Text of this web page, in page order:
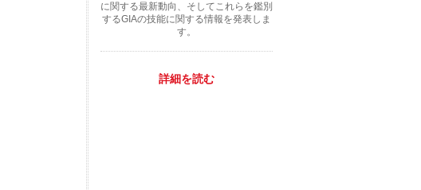
に関する最新動向、そしてこれらを鑑別
するGIAの技能に関する情報を発表しま
す。
詳細を読む